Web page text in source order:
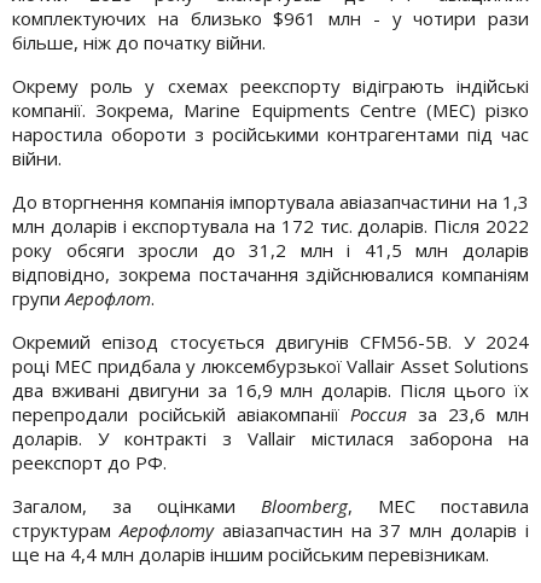
комплектуючих на близько $961 млн - у чотири рази
більше, ніж до початку війни.
Окрему роль у схемах реекспорту відіграють індійські
компанії. Зокрема, Marine Equipments Centre (MEC) різко
наростила обороти з російськими контрагентами під час
війни.
До вторгнення компанія імпортувала авіазапчастини на 1,3
млн доларів і експортувала на 172 тис. доларів. Після 2022
року обсяги зросли до 31,2 млн і 41,5 млн доларів
відповідно, зокрема постачання здійснювалися компаніям
групи Аерофлот.
Окремий епізод стосується двигунів CFM56-5B. У 2024
році MEC придбала у люксембурзької Vallair Asset Solutions
два вживані двигуни за 16,9 млн доларів. Після цього їх
перепродали російській авіакомпанії Россия за 23,6 млн
доларів. У контракті з Vallair містилася заборона на
реекспорт до РФ.
Загалом, за оцінками Bloomberg, MEC поставила
структурам Аерофлоту авіазапчастин на 37 млн доларів і
ще на 4,4 млн доларів іншим російським перевізникам.